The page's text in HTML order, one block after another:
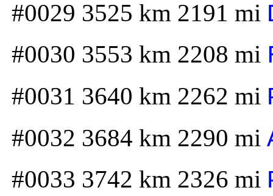
#0029 3525 km 2191 mi
#0030 3553 km 2208 mi
#0031 3640 km 2262 mi
#0032 3684 km 2290 mi
#0033 3742 km 2326 mi